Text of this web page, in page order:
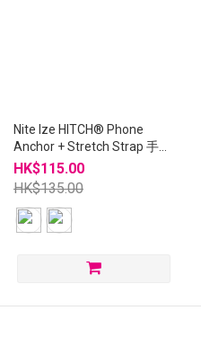
Nite Ize HITCH® Phone
Anchor + Stretch Strap 手機
防丟帶環
HK$115.00
HK$135.00